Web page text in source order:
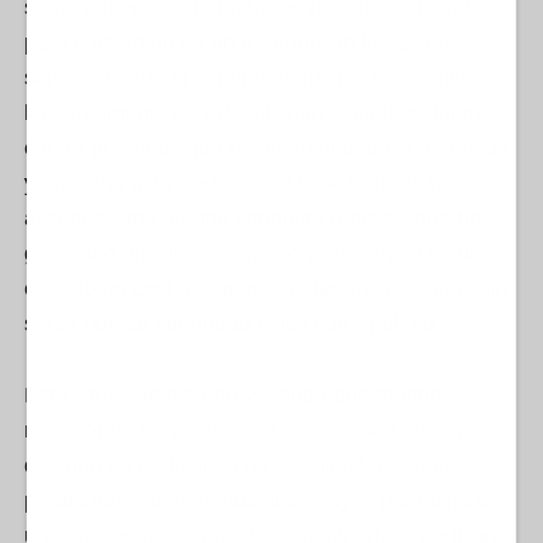
se ha adueñado de un tramo de nuestro litoral
para convertirlo en un territorio sin ley. Estos
sujetos, desde la seguridad que les da la orilla,
lanzan amenazas y despliegan actitudes violentas
contra personas que están en el agua, indefensas
y en plena actividad física. No se trata de hechos
aislados, sino de una conducta repetida que ha
generado un clima de miedo y tensión. ¿Desde
cuándo un ceutí no puede nadar en sus aguas sin
sentir que su integridad física corre peligro?
Esta situación está provocando que muchos
nadadores, hartos de esta inseguridad, estén
dejando de realizar su ruta habitual. Estamos
perdiendo el uso de nuestras playas por culpa de
unos pocos que, con total impunidad, se dedican a